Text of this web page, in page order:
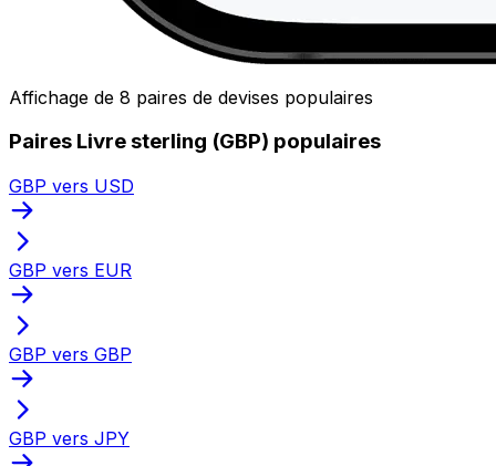
Affichage de 8 paires de devises populaires
Paires Livre sterling (GBP) populaires
GBP vers USD
GBP vers EUR
GBP vers GBP
GBP vers JPY